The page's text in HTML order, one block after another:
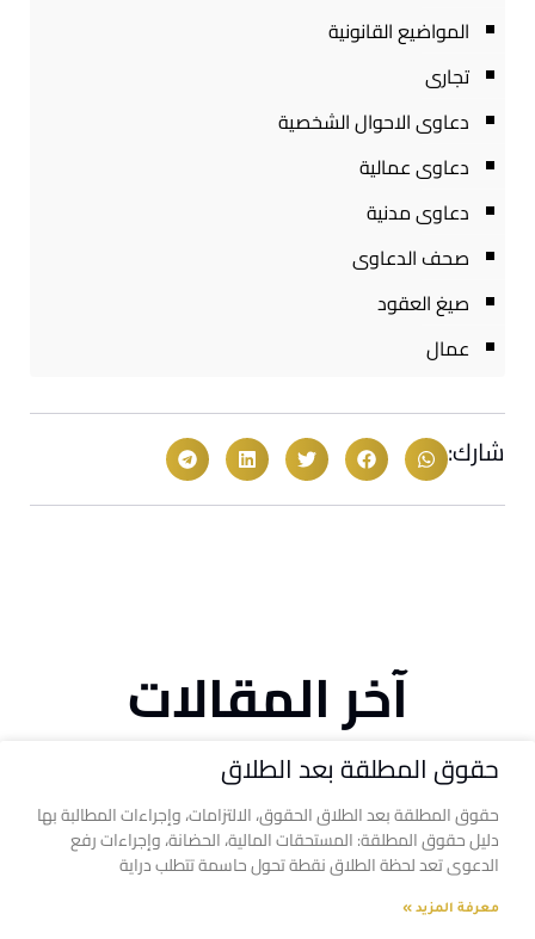
المواضيع القانونية
تجارى
دعاوى الاحوال الشخصية
دعاوى عمالية
دعاوى مدنية
صحف الدعاوى
صيغ العقود
عمال
شارك:
آخر المقالات
حقوق المطلقة بعد الطلاق
حقوق المطلقة بعد الطلاق الحقوق، الالتزامات، وإجراءات المطالبة بها
دليل حقوق المطلقة: المستحقات المالية، الحضانة، وإجراءات رفع
الدعوى تعد لحظة الطلاق نقطة تحول حاسمة تتطلب دراية
معرفة المزيد »